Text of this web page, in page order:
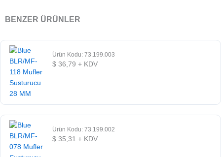
BENZER ÜRÜNLER
Ürün Kodu: 73.199.003
$ 36,79 + KDV
Ürün Kodu: 73.199.002
$ 35,31 + KDV